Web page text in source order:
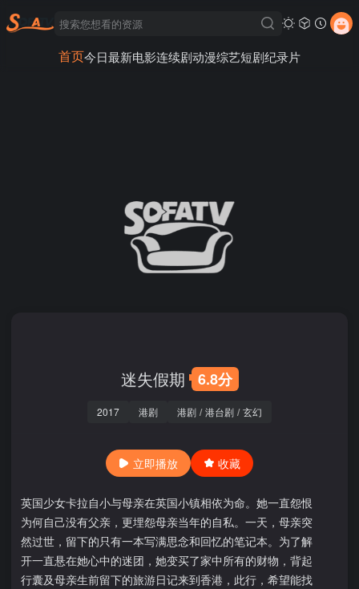
首页今日最新电影连续剧动漫综艺短剧纪录片
迷失假期 6.8分
2017 港剧 港剧 / 港台剧 / 玄幻
立即播放 收藏
英国少女卡拉自小与母亲在英国小镇相依为命。她一直怨恨
为何自己没有父亲，更埋怨母亲当年的自私。一天，母亲突
然过世，留下的只有一本写满思念和回忆的笔记本。为了解
开一直悬在她心中的迷团，她变买了家中所有的财物，背起
行囊及母亲生前留下的旅游日记来到香港，此行，希望能找